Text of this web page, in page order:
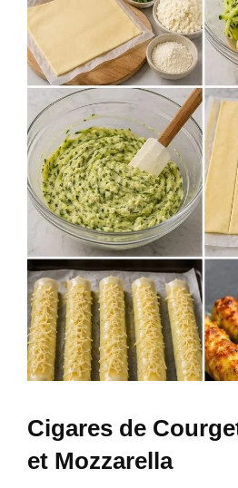
Cigares de
et Mozzarella